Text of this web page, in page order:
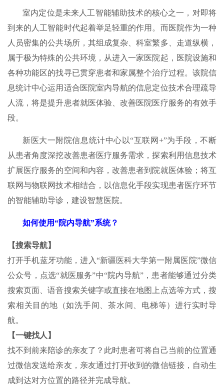
室内定位是未来人工智能辅助技术的核心之一，对即将
到来的人工智能时代起着举足轻重的作用。而医院作为一种
人员密集的公共场所，其组成复杂、科室繁多、走道纵横，
属于极为特殊的公共环境，从进入一家医院起，医院设施和
各种功能区的找寻已贯穿患者和家属整个治疗过程。该院信
息统计中心运用适合医院室内导航的信息定位技术合理疏导
人流，将是提升患者就医体验、改善医院医疗服务的有效手
段。
新医大一附院信息统计中心以“互联网+”为手段，不断
从患者角度深挖改善患者医疗服务需求，探索利用信息技术
扩展医疗服务的空间和内容，改善患者到院就医体验；将互
联网与物联网技术相结合，以信息化手段实现患者医疗环节
的智能辅助导诊，建设智慧医院。
如何使用“院内导航”系统？
【搜索导航】
打开手机蓝牙功能，进入“新疆医科大学第一附属医院”微信
公众号，点选“就医服务”中“院内导航”，患者能够通过分类
搜索页面、语音搜索关键字或直接在地图上点选等方式，搜
索相关目的地（如洗手间、茶水间、电梯等）进行实时导
航。
【一键找人】
找不到前来陪诊的亲友了？此时患者可将自己当前的位置通
过微信发送给亲友，亲友通过打开收到的微信链接，自动生
成到达对方位置的路径并完成导航。